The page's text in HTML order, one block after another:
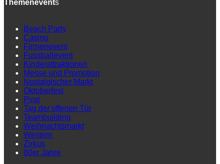
Themenevents
Beach Party
Casino
Firmenevent
Fussballevent
Kinderattraktionen
Messe und Promotion
Nostalgischer Markt
Oktoberfest
Pirat
Tag der offenen Tür
Teambuilding
Weihnachtsmarkt
Western
Zirkus
80er Jahre